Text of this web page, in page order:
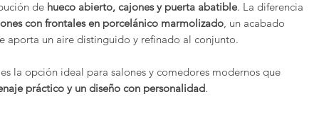
de hueco abierto, cajones y puerta abatible. La diferencia
con frontales en porcelánico marmolizado, un acabado
aporta un aire distinguido y refinado al conjunto.
es la opción ideal para salones y comedores modernos que
práctico y un diseño con personalidad.